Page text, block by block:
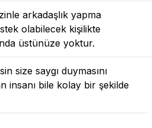
arkadaşlık yapma
olabilecek kişilikte
üstünüze yoktur.
size saygı duymasını
insanı bile kolay bir şekilde